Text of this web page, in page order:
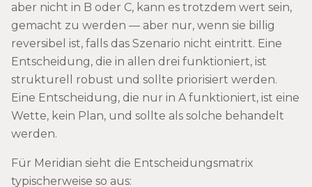
aber nicht in B oder C, kann es trotzdem wert sein,
gemacht zu werden — aber nur, wenn sie billig
reversibel ist, falls das Szenario nicht eintritt. Eine
Entscheidung, die in allen drei funktioniert, ist
strukturell robust und sollte priorisiert werden.
Eine Entscheidung, die nur in A funktioniert, ist eine
Wette, kein Plan, und sollte als solche behandelt
werden.
Für Meridian sieht die Entscheidungsmatrix
typischerweise so aus: